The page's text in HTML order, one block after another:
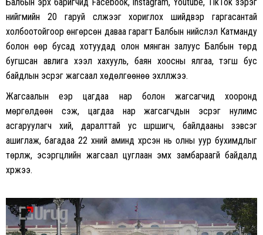
нийгмийн 20 гаруй сүлжээг хориглох шийдвэр гаргасантай
холбоотойгоор өнгөрсөн даваа гарагт Балбын нийслэл Катманду
болон өөр бусад хотуудад олон мянган залуус Балбын төрд
бугшсан авлига хээл хахууль, баян хоосны ялгаа, тэгш бус
байдлын эсрэг жагсаал хөдөлгөөнөө эхлүүлжээ.
Жагсаалын үеэр цагдаа нар болон жагсагчид хооронд
мөргөлдөөн үүсэж, цагдаа нар жагсагчдын эсрэг нулимс
асгаруулагч хий, даралттай ус шүршигч, байлдааны зэвсэг
ашиглаж, багадаа 22 хүний аминд хүрсэн нь олны уур бухимдлыг
төрүүлж, эсэргүүцлийн жагсаал цуглаан эмх замбараагүй байдалд
хүржээ.